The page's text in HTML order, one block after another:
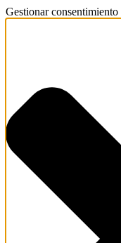
Gestionar consentimiento